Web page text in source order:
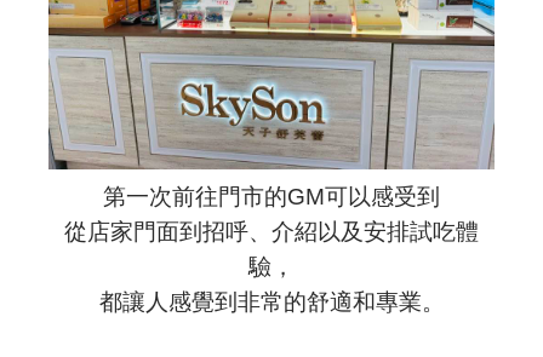
第一次前往門市的GM可以感受到
從店家門面到招呼、介紹以及安排試吃體
驗，
都讓人感覺到非常的舒適和專業。